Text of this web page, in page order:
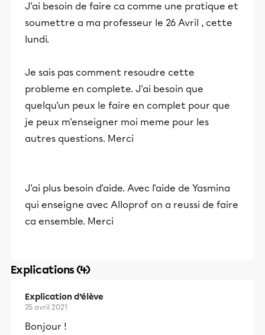
J'ai besoin de faire ca comme une pratique et
soumettre a ma professeur le 26 Avril , cette
lundi.
Je sais pas comment resoudre cette
probleme en complete. J'ai besoin que
quelqu'un peux le faire en complet pour que
je peux m'enseigner moi meme pour les
autres questions. Merci
J'ai plus besoin d'aide. Avec l'aide de Yasmina
qui enseigne avec Alloprof on a reussi de faire
ca ensemble. Merci
Explications (4)
Explication d’élève
25 avril 2021
Bonjour !